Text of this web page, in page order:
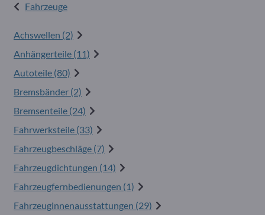
Fahrzeuge
Achswellen (2)
Anhängerteile (11)
Autoteile (80)
Bremsbänder (2)
Bremsenteile (24)
Fahrwerksteile (33)
Fahrzeugbeschläge (7)
Fahrzeugdichtungen (14)
Fahrzeugfernbedienungen (1)
Fahrzeuginnenausstattungen (29)